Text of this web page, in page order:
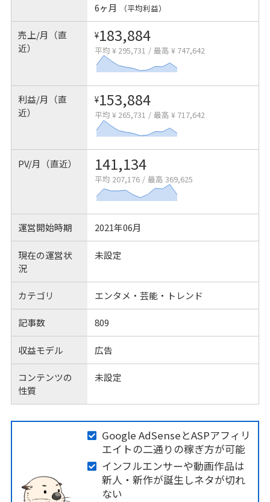
6ヶ月 （平均利益）
売上/月（直
近）
¥183,884
平均 ¥ 295,731 / 最高 ¥ 747,642
利益/月（直
近）
¥153,884
平均 ¥ 265,731 / 最高 ¥ 717,642
PV/月（直近） 141,134
平均 207,176 / 最高 369,625
運営開始時期 2021年06月
現在の運営状
況
未設定
カテゴリ エンタメ・芸能・トレンド
記事数 809
収益モデル 広告
コンテンツの
性質
未設定
Google AdSenseとASPアフィリ
エイトの二通りの稼ぎ方が可能
インフルエンサーや動画作品は
新人・新作が誕生しネタが切れ
ない